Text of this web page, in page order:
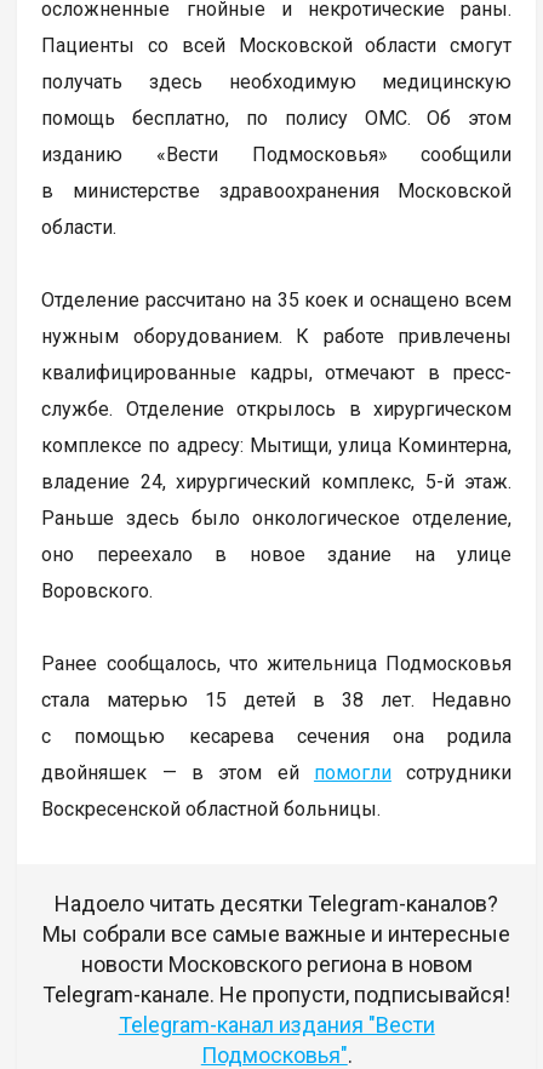
осложненные гнойные и некротические раны.
Пациенты со всей Московской области смогут
получать здесь необходимую медицинскую
помощь бесплатно, по полису ОМС. Об этом
изданию «Вести Подмосковья» сообщили
в министерстве здравоохранения Московской
области.
Отделение рассчитано на 35 коек и оснащено всем
нужным оборудованием. К работе привлечены
квалифицированные кадры, отмечают в пресс-
службе. Отделение открылось в хирургическом
комплексе по адресу: Мытищи, улица Коминтерна,
владение 24, хирургический комплекс, 5-й этаж.
Раньше здесь было онкологическое отделение,
оно переехало в новое здание на улице
Воровского.
Ранее сообщалось, что жительница Подмосковья
стала матерью 15 детей в 38 лет. Недавно
с помощью кесарева сечения она родила
двойняшек — в этом ей помоглисотрудники
Воскресенской областной больницы.
Надоело читать десятки Telegram-каналов?
Мы собрали все самые важные и интересные
новости Московского региона в новом
Telegram-канале. Не пропусти, подписывайся!
Telegram-канал издания "Вести
Подмосковья".